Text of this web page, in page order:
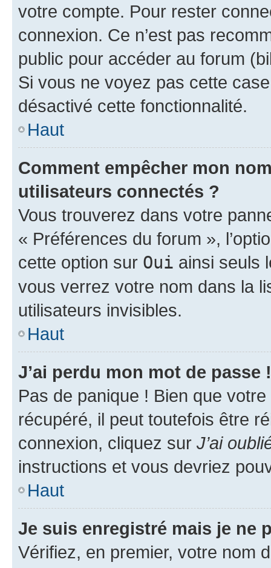
votre compte. Pour rester
connexion. Ce n’est pas
public pour accéder au forum
Si vous ne voyez pas cette
désactivé cette fonctionnalité.
Haut
Comment empêcher mon
utilisateurs connectés ?
Vous trouverez dans votre
« Préférences du forum »,
cette option sur Oui ainsi seuls
vous verrez votre nom dans la
utilisateurs invisibles.
Haut
J’ai perdu mon mot de passe !
Pas de panique ! Bien que
récupéré, il peut toutefois être
connexion, cliquez sur J’ai
instructions et vous devriez
Haut
Je suis enregistré mais je ne
Vérifiez, en premier, votre nom